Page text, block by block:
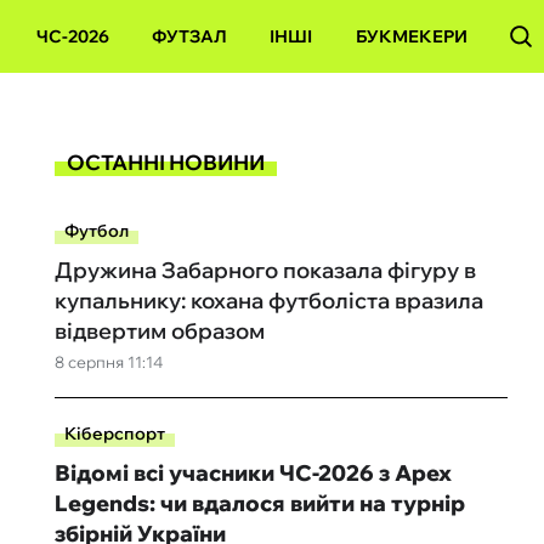
ЧС-2026 ФУТЗАЛ ІНШІ БУКМЕКЕРИ
ОСТАННІ НОВИНИ
Футбол
8 серпня 11:14
Дружина Забарного показала фігуру в
купальнику: кохана футболіста вразила
відвертим образом
Кіберспорт
Відомі всі учасники ЧС-2026 з Apex
Legends: чи вдалося вийти на турнір
збірній України